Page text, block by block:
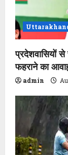
प्रदेशवासियों
फहराने का
admin